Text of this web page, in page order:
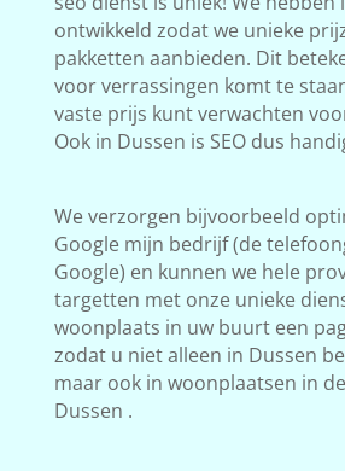
ontwikkeld zodat we unieke
pakketten aanbieden. Dit
voor verrassingen komt te
vaste prijs kunt verwachten
Ook in Dussen is SEO dus
We verzorgen bijvoorbeeld
Google mijn bedrijf (de
Google) en kunnen we hele
targetten met onze unieke
woonplaats in uw buurt een
zodat u niet alleen in Dussen
maar ook in woonplaatsen in
Dussen .